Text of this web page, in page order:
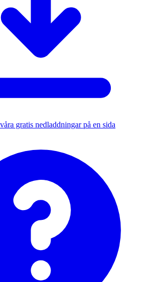
gratis nedladdningar på en sida